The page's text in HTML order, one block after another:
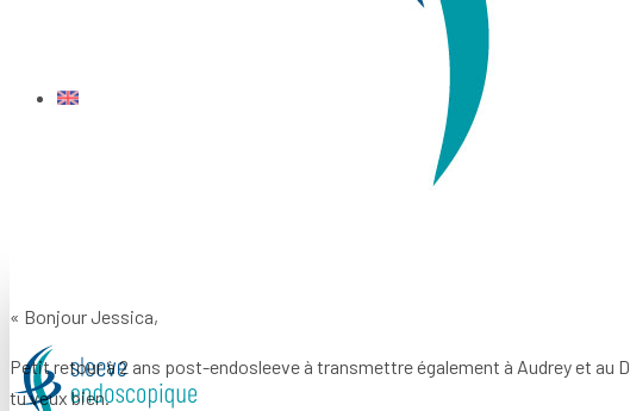
« Bonjour Jessica,
Petit retour à 2 ans post-endosleeve à transmettre également à Audrey et au
tu veux bien.